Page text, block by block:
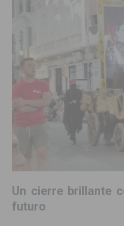
Un cierre brillante
futuro